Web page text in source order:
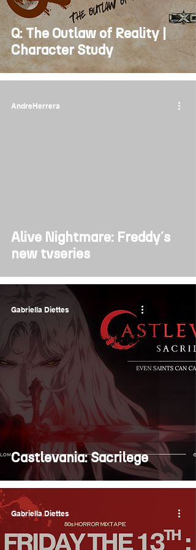
Q: The Outlaw of Reality |
Character Study
Alive Nightmare: Freddy´s
new tvseries
AndreHerrera
Castlevania: Sacrilege
Gabriella Diettes
Gabriella Diettes